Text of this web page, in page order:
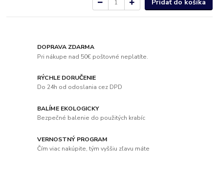
Pridať do košíka
DOPRAVA ZDARMA
Pri nákupe nad 50€ poštovné neplatíte.
RÝCHLE DORUČENIE
Do 24h od odoslania cez DPD
BALÍME EKOLOGICKY
Bezpečné balenie do použitých krabíc
VERNOSTNÝ PROGRAM
Čím viac nakúpite, tým vyššiu zľavu máte